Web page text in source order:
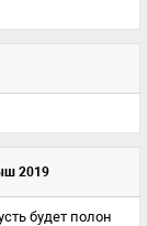
2019
будет полон